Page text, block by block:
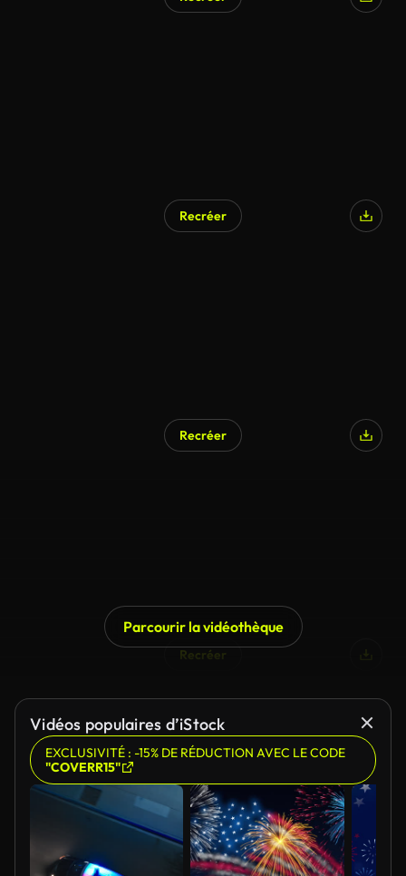
Recréer
Recréer
Recréer
Parcourir la vidéothèque
Vidéos populaires d’iStock
EXCLUSIVITÉ : -15% DE RÉDUCTION AVEC LE CODE
"COVERR15"